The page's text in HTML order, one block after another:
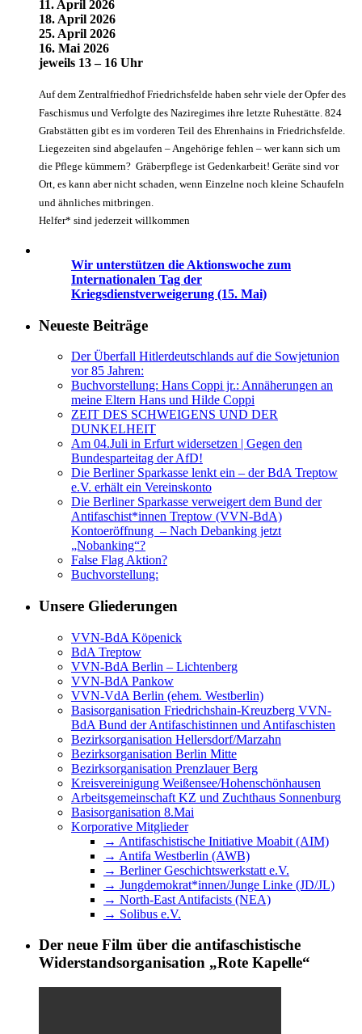
11. April 2026
18. April 2026
25. April 2026
16. Mai 2026
jeweils 13 – 16 Uhr
Auf dem Zentralfriedhof Friedrichsfelde haben sehr viele der Opfer des
Faschismus und Verfolgte des Naziregimes ihre letzte Ruhestätte. 824
Grabstätten gibt es im vorderen Teil des Ehrenhains in Friedrichsfelde.
Liegezeiten sind abgelaufen – Angehörige fehlen – wer kann sich um
die Pflege kümmern? Gräberpflege ist Gedenkarbeit! Geräte sind vor
Ort, es kann aber nicht schaden, wenn Einzelne noch kleine Schaufeln
und ähnliches mitbringen.
Helfer* sind jederzeit willkommen
Wir unterstützen die Aktionswoche zum
Internationalen Tag der
Kriegsdienstverweigerung (15. Mai)
Neueste Beiträge
Der Überfall Hitlerdeutschlands auf die Sowjetunion
vor 85 Jahren:
Buchvorstellung: Hans Coppi jr.: Annäherungen an
meine Eltern Hans und Hilde Coppi
ZEIT DES SCHWEIGENS UND DER
DUNKELHEIT
Am 04.Juli in Erfurt widersetzen | Gegen den
Bundesparteitag der AfD!
Die Berliner Sparkasse lenkt ein – der BdA Treptow
e.V. erhält ein Vereinskonto
Die Berliner Sparkasse verweigert dem Bund der
Antifaschist*innen Treptow (VVN-BdA)
Kontoeröffnung – Nach Debanking jetzt
„Nobanking“?
False Flag Aktion?
Buchvorstellung:
Unsere Gliederungen
VVN-BdA Köpenick
BdA Treptow
VVN-BdA Berlin – Lichtenberg
VVN-BdA Pankow
VVN-VdA Berlin (ehem. Westberlin)
Basisorganisation Friedrichshain-Kreuzberg VVN-
BdA Bund der Antifaschistinnen und Antifaschisten
Bezirksorganisation Hellersdorf/Marzahn
Bezirksorganisation Berlin Mitte
Bezirksorganisation Prenzlauer Berg
Kreisvereinigung Weißensee/Hohenschönhausen
Arbeitsgemeinschaft KZ und Zuchthaus Sonnenburg
Basisorganisation 8.Mai
Korporative Mitglieder
→ Antifaschistische Initiative Moabit (AIM)
→ Antifa Westberlin (AWB)
→ Berliner Geschichtswerkstatt e.V.
→ Jungdemokrat*innen/Junge Linke (JD/JL)
→ North-East Antifacists (NEA)
→ Solibus e.V.
Der neue Film über die antifaschistische
Widerstandsorganisation „Rote Kapelle“